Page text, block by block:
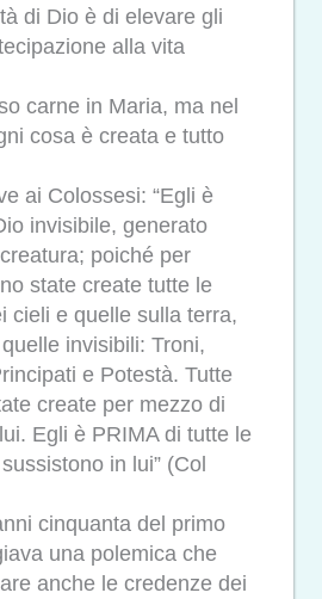
di Dio è di elevare gli
alla vita
carne in Maria, ma nel
cosa è creata e tutto
ai Colossesi: “Egli è
invisibile, generato
poiché per
state create tutte le
cieli e quelle sulla terra,
invisibili: Troni,
e Potestà. Tutte
create per mezzo di
Egli è PRIMA di tutte le
in lui” (Col
cinquanta del primo
una polemica che
anche le credenze dei